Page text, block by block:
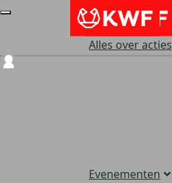
Alles over acties
Evenementen